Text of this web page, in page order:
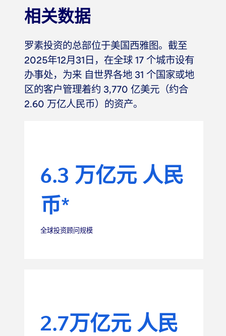
相关数据
罗素投资的总部位于美国西雅图。截至
2025年12月31日，在全球 17 个城市设有
办事处，为来 自世界各地 31 个国家或地
区的客户管理着约 3,770 亿美元（约合
2.60 万亿人民币）的资产。
6.3 万亿元 人民
币*
全球投资顾问规模
2.7万亿元 人民